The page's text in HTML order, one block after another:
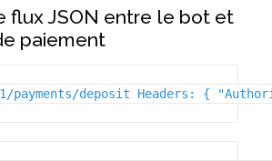
flux JSON entre le bot et
paiement
payments/deposit Headers: {